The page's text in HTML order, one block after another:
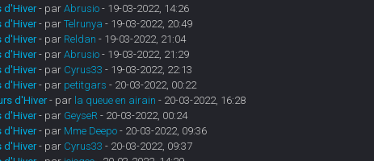
d'Hiver - par Abrusio- 19-03-2022, 14:26
d'Hiver - par Telrunya - 19-03-2022, 20:49
d'Hiver - par Reldan - 19-03-2022, 21:04
d'Hiver - par Abrusio- 19-03-2022, 21:29
d'Hiver - par Cyrus33 - 19-03-2022, 22:13
d'Hiver - par petitgars - 20-03-2022, 00:22
d'Hiver - par la queue en airain - 20-03-2022, 16:28
d'Hiver - par GeyseR - 20-03-2022, 00:24
d'Hiver - par Mme Deepo- 20-03-2022, 09:36
d'Hiver - par Cyrus33 - 20-03-2022, 09:37